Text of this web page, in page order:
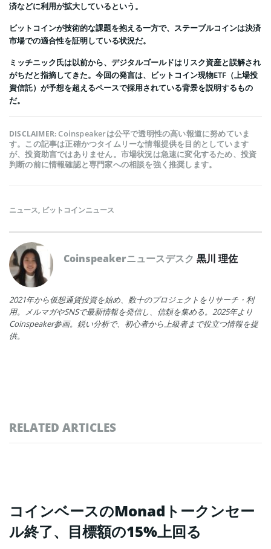
済などに利用が拡大しているという。
ビットコインが技術的な課題を抱える一方で、ステーブルコインは決済
市場での適合性を証明している状況だ。
ミッチニック氏は以前から、デジタルゴールドはリスク資産と誤解され
がちだと指摘してきた。今回の発言は、ビットコイン現物ETF（上場投
資信託）が予想を超えるペースで採用されている背景を説明するもの
だ。
DISCLAIMER:Coinspeakerは公平で透明性の高い報道に努めていま
す。この記事は正確かつタイムリーな情報提供を目的としています
が、投資助言ではありません。市場状況は急速に変化するため、投資
判断の前に情報確認と専門家への相談を強く推奨します。
ニュース, ビットコインニュース
Coinspeakerニュースデスク 黒川 理佐
2021年から仮想通貨投資を始め、数十のプロジェクトをリサーチ・利
用。メルマガやSNSで最新情報を発信し、信頼を集める。2025年より
Coinspeaker参画。鋭い分析で、初心者から上級者まで役立つ情報を提
供。
RELATED ARTICLES
コインベースのMonadトークンセー
ル終了、目標額の15%上回る